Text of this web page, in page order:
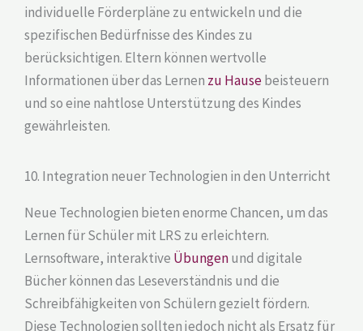
individuelle Förderpläne zu entwickeln und die
spezifischen Bedürfnisse des Kindes zu
berücksichtigen. Eltern können wertvolle
Informationen über das Lernen zu Hausebeisteuern
und so eine nahtlose Unterstützung des Kindes
gewährleisten.
10. Integration neuer Technologien in den Unterricht
Neue Technologien bieten enorme Chancen, um das
Lernen für Schüler mit LRS zu erleichtern.
Lernsoftware, interaktive Übungenund digitale
Bücher können das Leseverständnis und die
Schreibfähigkeiten von Schülern gezielt fördern.
Diese Technologien sollten jedoch nicht als Ersatz für